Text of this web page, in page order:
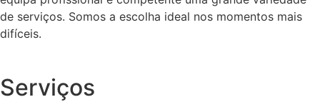
de serviços. Somos a escolha ideal nos momentos mais
difíceis.
Serviços